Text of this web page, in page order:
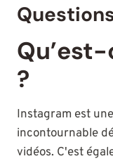
?
Instagram est
incontournable
vidéos. C'est